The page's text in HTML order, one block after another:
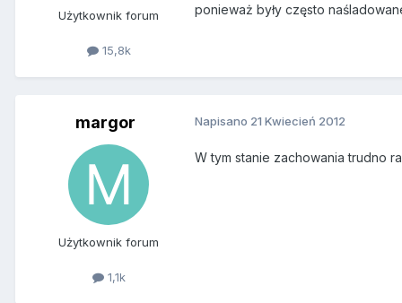
Użytkownik forum
15,8k
ponieważ były często
margor
Użytkownik forum
1,1k
Napisano 21 Kwiecień 2012
W tym stanie zachowania trudno